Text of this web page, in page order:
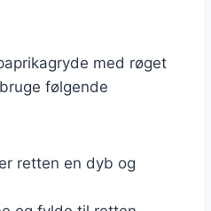
med røget
følgende
retten en dyb og